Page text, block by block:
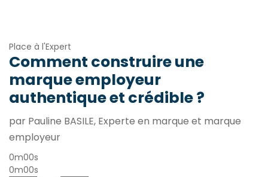
Place à l'Expert
Comment construire une
marque employeur
authentique et crédible ?
par Pauline BASILE, Experte en marque et marque
employeur
0m00s
0m00s